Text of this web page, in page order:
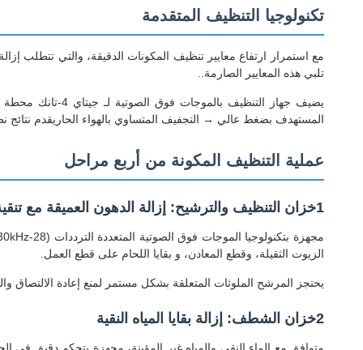
تكنولوجيا التنظيف المتقدمة
مع استمرار ارتفاع معايير تنظيف المكونات الدقيقة، والتي تتطلب
تلبي هذه المعايير الصارمة..
يضيف جهاز
المستهدف بضغط عالي → التجفيف المتساوي بالهواء الحاريقدم نتائج
عملية التنظيف المكونة من أربع مراحل
1خزان التنظيف والترشيح: إزالة الدهون العميقة مع تنقية السائل في الوقت الحقيقي
الزيوت الثقيلة، وقطع المعادن، و بقايا اللحام على قطع العمل.
يحتجز المرشح الملوثات المتعلقة بشكل مستمر لمنع إعادة الالتصاق والتلوث الثانوي. تسريع التدفئة المدمجة (البيئة إلى
2خزان الشطف: إزالة بقايا المياه النقية